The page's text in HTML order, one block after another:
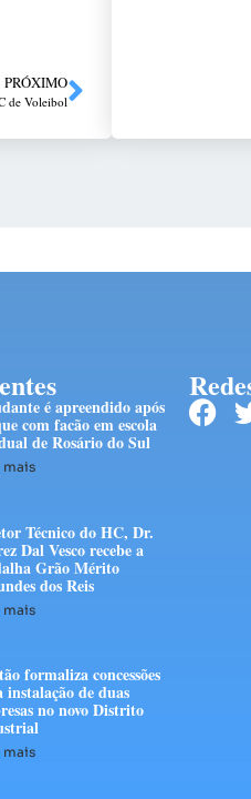
PRÓXIMO
de Voleibol
é apreendido após
com facão em escola
de Rosário do Sul
mais
Técnico do HC, Dr.
Dal Vesco recebe a
Grão Mérito
dos Reis
mais
formaliza concessões
instalação de duas
no novo Distrito
mais